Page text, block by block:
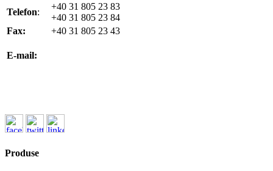
Telefon:
+40 31 805 23 83
+40 31 805 23 84
Fax:
+40 31 805 23 43
E-mail:
Produse